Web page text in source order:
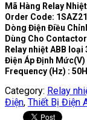
Mã Hàng Relay
Order Code:
Dòng Điện Điều
Dùng Cho
Relay nhiệt ABB loại
Điện Áp Định Mức(V)
Frequency (Hz) :
Category: Relay
Điện, Thiết Bị Điện